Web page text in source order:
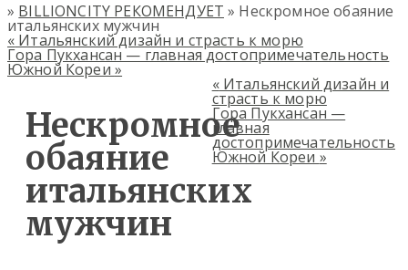
» BILLIONCITY РЕКОМЕНДУЕТ » Нескромное обаяние
итальянских мужчин
« Итальянский дизайн и страсть к морю
Гора Пукхансан — главная достопримечательность
Южной Кореи »
Нескромное
обаяние
итальянских
мужчин
«Итальянский дизайн и
страсть к морю
Гора Пукхансан —
главная
достопримечательность
Южной Кореи »